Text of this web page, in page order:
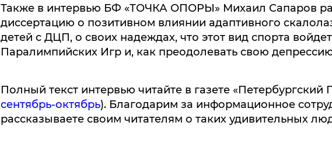
Также в интервью БФ «ТОЧКА ОПОРЫ» Михаил Сапаров
диссертацию о позитивном влиянии адаптивного
детей с ДЦП, о своих надеждах, что этот вид спорта
Паралимпийских Игр и, как преодолевать свою
Полный текст интервью читайте в газете «Петербургский
сентябрь-октябрь). Благодарим за информационное
рассказываете своим читателям о таких удивительных